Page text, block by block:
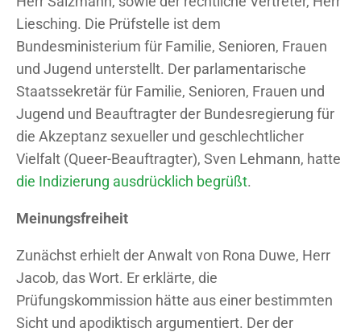
Liesching. Die Prüfstelle ist dem
Bundesministerium für Familie, Senioren, Frauen
und Jugend unterstellt. Der parlamentarische
Staatssekretär für Familie, Senioren, Frauen und
Jugend und Beauftragter der Bundesregierung für
die Akzeptanz sexueller und geschlechtlicher
Vielfalt (Queer-Beauftragter), Sven Lehmann, hatte
die Indizierung ausdrücklich begrüßt.
Meinungsfreiheit
Zunächst erhielt der Anwalt von Rona Duwe, Herr
Jacob, das Wort. Er erklärte, die
Prüfungskommission hätte aus einer bestimmten
Sicht und apodiktisch argumentiert. Der der